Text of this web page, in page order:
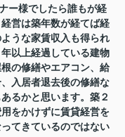
ー様でしたら誰もが経
営は築年数が経てば経
うな家賃収入も得られ
以上経過している建物
の修繕やエアコン、給
入居者退去後の修繕な
るかと思います。築２
をかけずに賃貸経営を
てきているのではない